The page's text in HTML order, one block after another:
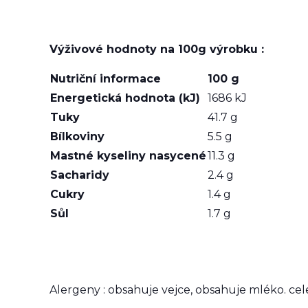
Výživové hodnoty na 100g výrobku :
Nutriční informace
100 g
Energetická hodnota (kJ)
1686 kJ
Tuky
41.7 g
Bílkoviny
5.5 g
Mastné kyseliny nasycené11.3 g
Sacharidy
2.4 g
Cukry
1.4 g
Sůl
1.7 g
Alergeny : obsahuje vejce, obsahuje mléko.